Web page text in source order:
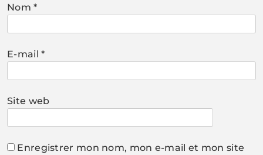
Nom*
E-mail*
Site web
Enregistrer mon nom, mon e-mail et mon site